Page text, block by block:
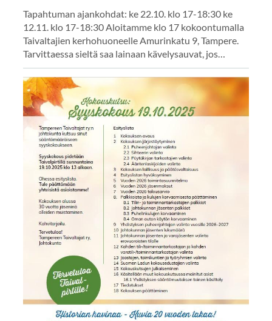
Tapahtuman ajankohdat: ke 22.10. klo 17-18:30 ke
12.11. klo 17-18:30 Aloitamme klo 17 kokoontumalla
Taivaltajien kerhohuoneelle Amurinkatu 9, Tampere.
Tarvittaessa sieltä saa lainaan kävelysauvat, jos…